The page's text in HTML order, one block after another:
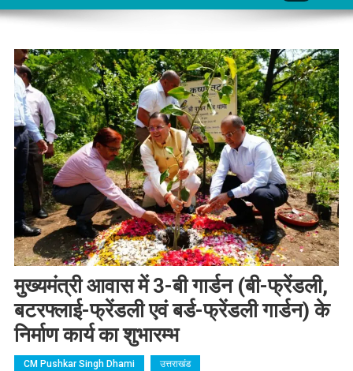
मुख्यमंत्री आवास में 3-बी गार्डन (बी-फ्रेंडली,
बटरफ्लाई-फ्रेंडली एवं बर्ड-फ्रेंडली गार्डन) के
निर्माण कार्य का शुभारम्भ
CM Pushkar Singh Dhami उत्तराखंड